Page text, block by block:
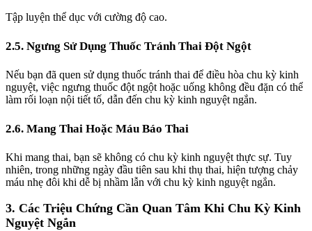
Tập luyện thể dục với cường độ cao.
2.5. Ngưng Sử Dụng Thuốc Tránh Thai Đột Ngột
Nếu bạn đã quen sử dụng thuốc tránh thai để điều hòa chu kỳ kinh
nguyệt, việc ngưng thuốc đột ngột hoặc uống không đều đặn có thể
làm rối loạn nội tiết tố, dẫn đến chu kỳ kinh nguyệt ngắn.
2.6. Mang Thai Hoặc Máu Báo Thai
Khi mang thai, bạn sẽ không có chu kỳ kinh nguyệt thực sự. Tuy
nhiên, trong những ngày đầu tiên sau khi thụ thai, hiện tượng chảy
máu nhẹ đôi khi dễ bị nhầm lẫn với chu kỳ kinh nguyệt ngắn.
3. Các Triệu Chứng Cần Quan Tâm Khi Chu Kỳ Kinh
Nguyệt Ngắn